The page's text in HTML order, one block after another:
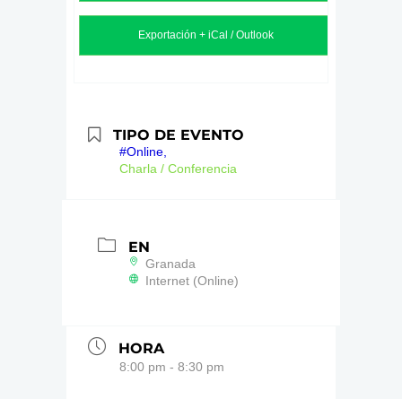
Exportación + iCal / Outlook
TIPO DE EVENTO
#Online,
Charla / Conferencia
EN
Granada
Internet (Online)
HORA
8:00 pm - 8:30 pm